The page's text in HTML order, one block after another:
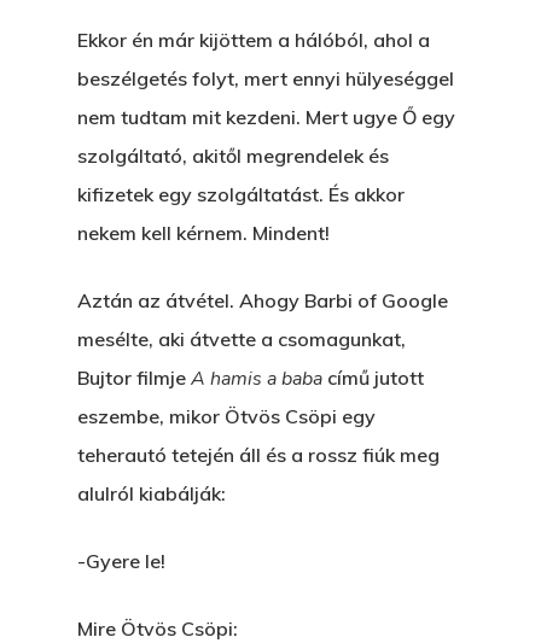
Ekkor én már kijöttem a hálóból, ahol a
beszélgetés folyt, mert ennyi hülyeséggel
nem tudtam mit kezdeni. Mert ugye Ő egy
szolgáltató, akitől megrendelek és
kifizetek egy szolgáltatást. És akkor
nekem kell kérnem. Mindent!
Aztán az átvétel. Ahogy Barbi of Google
mesélte, aki átvette a csomagunkat,
Bujtor filmje A hamis a baba című jutott
eszembe, mikor Ötvös Csöpi egy
teherautó tetején áll és a rossz fiúk meg
alulról kiabálják:
-Gyere le!
Mire Ötvös Csöpi:
Ajándék – Karácsonyi
Történetek
A PESTIA
Az Elveszett Fejezet
Akkor És Ott
Nem Szégyen Az
És Akkor A Balta
A Pitli
Pofád, Az Van!
Kapcsolat
Bakker Gyuri
Hírek
Wow Look At This!
About Salient
The Castle